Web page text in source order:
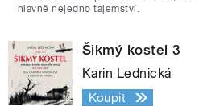
hlavně nejedno tajemství.
Šikmý kostel 3
Karin Lednická
Koupit